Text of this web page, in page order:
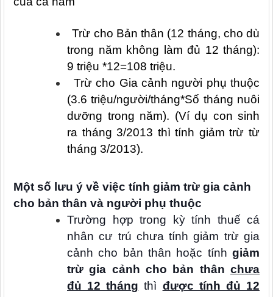
Trừ cho Bản thân (12 tháng, cho dù
trong năm không làm đủ 12 tháng):
9 triệu *12=108 triệu.
Trừ cho Gia cảnh người phụ thuộc
(3.6 triệu/người/tháng*Số tháng nuôi
dưỡng trong năm). (Ví dụ con sinh
ra tháng 3/2013 thì tính giảm trừ từ
tháng 3/2013).
Một số lưu ý về việc tính giảm trừ gia cảnh
cho bản thân và người phụ thuộc
Trường hợp trong kỳ tính thuế cá
nhân cư trú chưa tính giảm trừ gia
cảnh cho bản thân hoặc tính giảm
trừ gia cảnh cho bản thân chưa
đủ 12 tháng thì được tính đủ 12